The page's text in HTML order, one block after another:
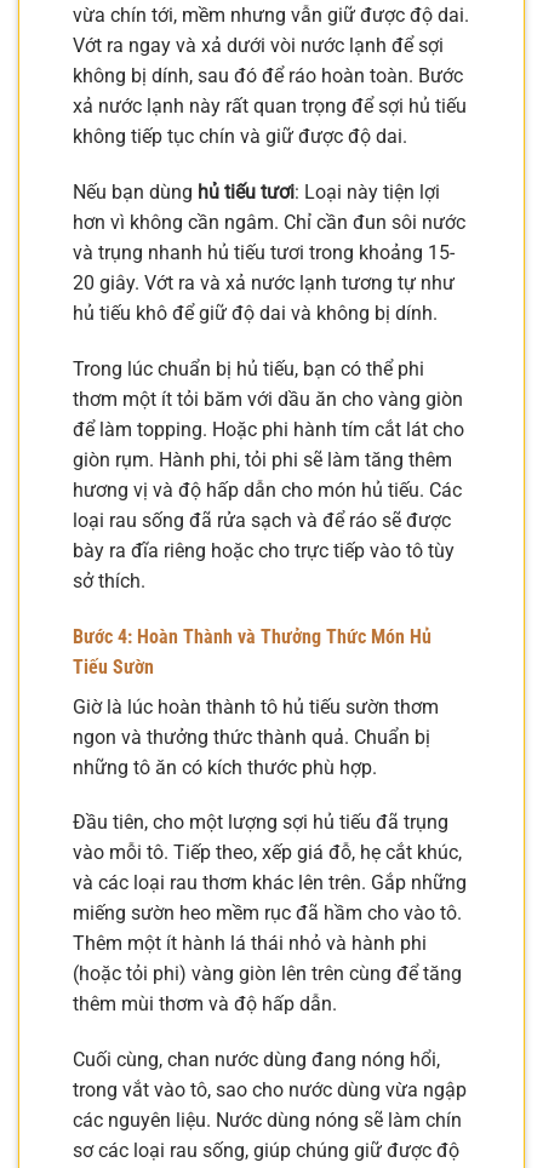
vừa chín tới, mềm nhưng vẫn giữ được độ dai.
Vớt ra ngay và xả dưới vòi nước lạnh để sợi
không bị dính, sau đó để ráo hoàn toàn. Bước
xả nước lạnh này rất quan trọng để sợi hủ tiếu
không tiếp tục chín và giữ được độ dai.
Nếu bạn dùng hủ tiếu tươi: Loại này tiện lợi
hơn vì không cần ngâm. Chỉ cần đun sôi nước
và trụng nhanh hủ tiếu tươi trong khoảng 15-
20 giây. Vớt ra và xả nước lạnh tương tự như
hủ tiếu khô để giữ độ dai và không bị dính.
Trong lúc chuẩn bị hủ tiếu, bạn có thể phi
thơm một ít tỏi băm với dầu ăn cho vàng giòn
để làm topping. Hoặc phi hành tím cắt lát cho
giòn rụm. Hành phi, tỏi phi sẽ làm tăng thêm
hương vị và độ hấp dẫn cho món hủ tiếu. Các
loại rau sống đã rửa sạch và để ráo sẽ được
bày ra đĩa riêng hoặc cho trực tiếp vào tô tùy
sở thích.
Bước 4: Hoàn Thành và Thưởng Thức Món Hủ
Tiếu Sườn
Giờ là lúc hoàn thành tô hủ tiếu sườn thơm
ngon và thưởng thức thành quả. Chuẩn bị
những tô ăn có kích thước phù hợp.
Đầu tiên, cho một lượng sợi hủ tiếu đã trụng
vào mỗi tô. Tiếp theo, xếp giá đỗ, hẹ cắt khúc,
và các loại rau thơm khác lên trên. Gắp những
miếng sườn heo mềm rục đã hầm cho vào tô.
Thêm một ít hành lá thái nhỏ và hành phi
(hoặc tỏi phi) vàng giòn lên trên cùng để tăng
thêm mùi thơm và độ hấp dẫn.
Cuối cùng, chan nước dùng đang nóng hổi,
trong vắt vào tô, sao cho nước dùng vừa ngập
các nguyên liệu. Nước dùng nóng sẽ làm chín
sơ các loại rau sống, giúp chúng giữ được độ